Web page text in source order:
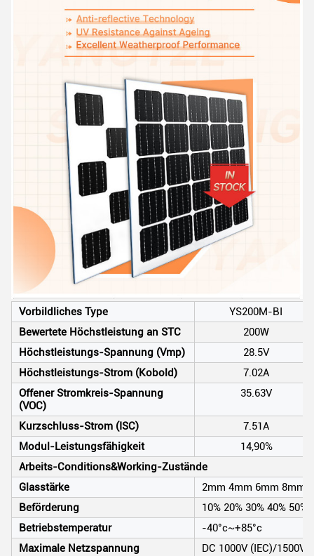
Vorbildliches Type
YS200M-BI
Bewertete Höchstleistung an STC
200W
Höchstleistungs-Spannung (Vmp)
28.5V
Höchstleistungs-Strom (Kobold)
7.02A
Offener Stromkreis-Spannung
(VOC)
35.63V
Kurzschluss-Strom (ISC)
7.51A
Modul-Leistungsfähigkeit
14,90%
Arbeits-Conditions&Working-Zustände
Glasstärke
2mm 4mm 6mm 8mm
Beförderung
10% 20% 30% 40% 50%
Betriebstemperatur
-40°c~+85°c
Maximale Netzspannung
DC 1000V (IEC)/1500V